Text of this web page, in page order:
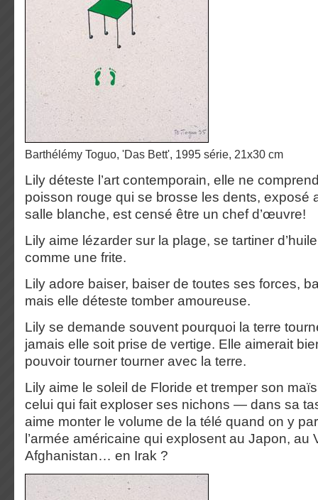
Barthélémy Toguo, 'Das Bett', 1995 série, 21x30 cm
Lily déteste l’art contemporain, elle ne
poisson rouge qui se brosse les dents, exposé
salle blanche, est censé être un chef d’œuvre!
Lily aime lézarder sur la plage, se tartiner
comme une frite.
Lily adore baiser, baiser de toutes ses forces,
mais elle déteste tomber amoureuse.
Lily se demande souvent pourquoi la terre
jamais elle soit prise de vertige. Elle aimerait
pouvoir tourner tourner avec la terre.
Lily aime le soleil de Floride et tremper son
celui qui fait exploser ses nichons — dans sa
aime monter le volume de la télé quand on y
l’armée américaine qui explosent au Japon, au
Afghanistan… en Irak ?